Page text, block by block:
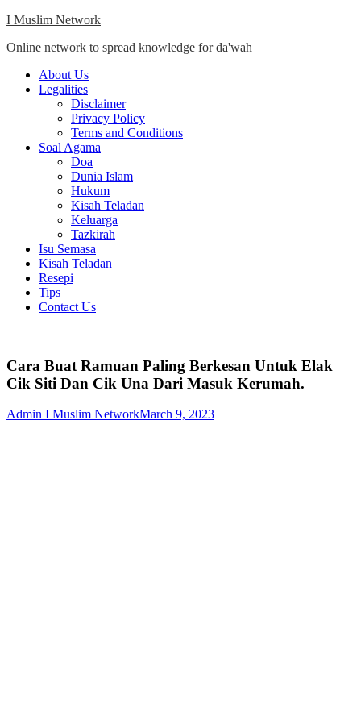
Skip
content
I Muslim Network
Online network to spread knowledge for da'wah
Close
Menu
About Us
Legalities
Disclaimer
Privacy Policy
Terms and Conditions
Soal Agama
Doa
Dunia Islam
Hukum
Kisah Teladan
Keluarga
Tazkirah
Isu Semasa
Kisah Teladan
Resepi
Tips
Contact Us
Cara Buat Ramuan Paling Berkesan Untuk Elak
Cik Siti Dan Cik Una Dari Masuk Kerumah.
Admin I Muslim NetworkMarch 9, 2023